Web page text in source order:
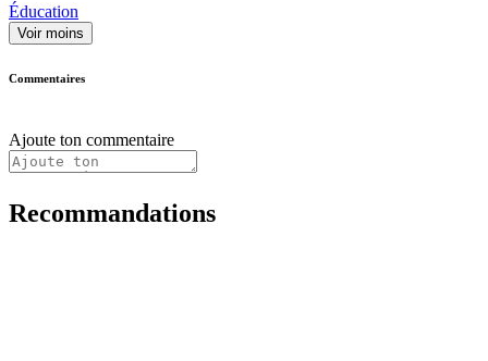
Éducation
Voir moins
Commentaires
Ajoute ton commentaire
Recommandations